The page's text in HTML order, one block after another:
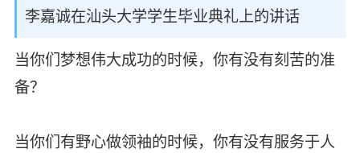
李嘉诚在汕头大学学生毕业典礼上的讲话
当你们梦想伟大成功的时候，你有没有刻苦的准
备？
当你们有野心做领袖的时候，你有没有服务于人